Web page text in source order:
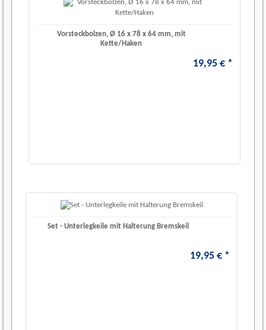
Vorsteckbolzen, Ø 16 x 78 x 64 mm, mit
Kette/Haken
19,95 € *
Set - Unterlegkeile mit Halterung Bremskeil
19,95 € *